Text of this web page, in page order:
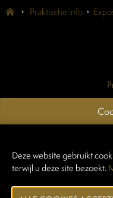
Praktische info
Deze website gebruikt
terwijl u deze site bezoekt.